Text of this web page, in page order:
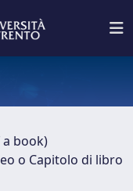
book)
o Capitolo di libro